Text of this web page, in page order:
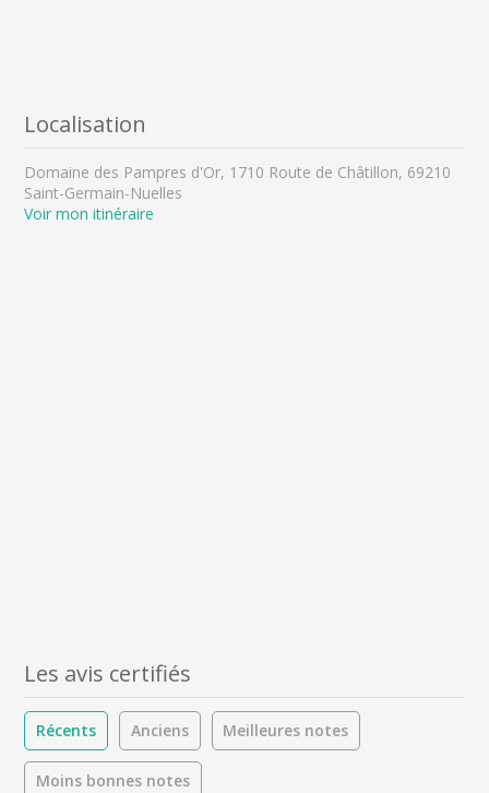
Localisation
Domaine des Pampres d'Or, 1710 Route de Châtillon, 69210
Saint-Germain-Nuelles
Voir mon itinéraire
Les avis certifiés
Récents Anciens Meilleures notes
Moins bonnes notes